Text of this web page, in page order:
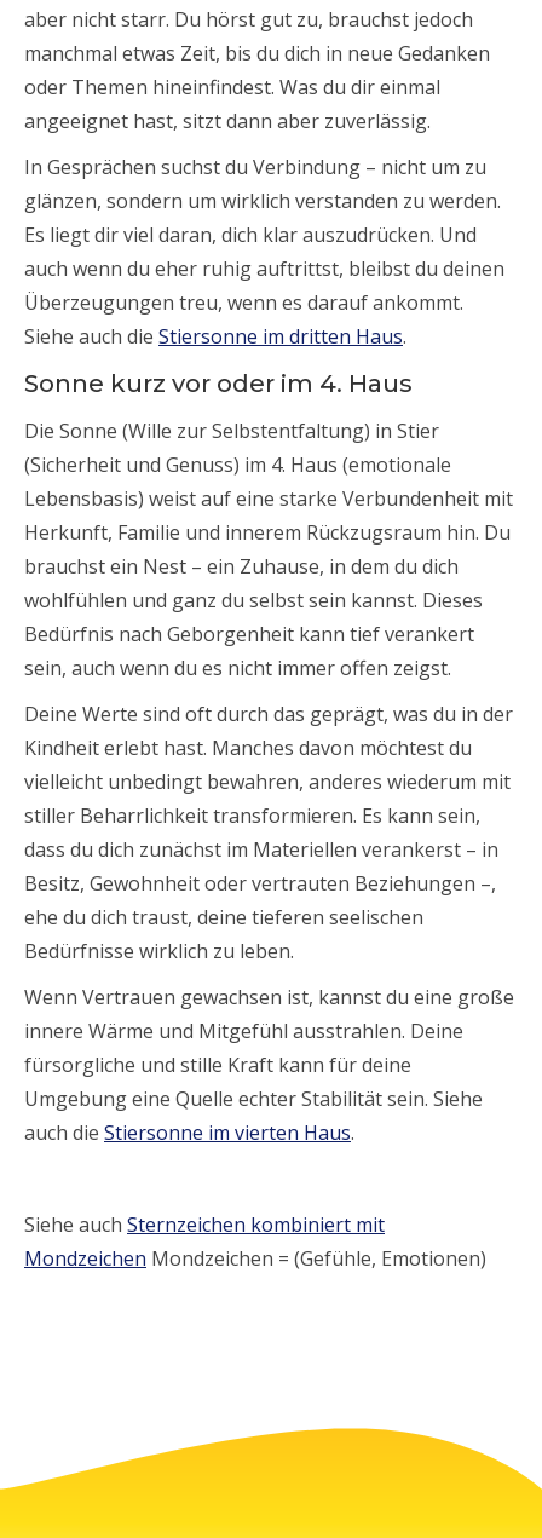
aber nicht starr. Du hörst gut zu, brauchst jedoch
manchmal etwas Zeit, bis du dich in neue Gedanken
oder Themen hineinfindest. Was du dir einmal
angeeignet hast, sitzt dann aber zuverlässig.
In Gesprächen suchst du Verbindung – nicht um zu
glänzen, sondern um wirklich verstanden zu werden.
Es liegt dir viel daran, dich klar auszudrücken. Und
auch wenn du eher ruhig auftrittst, bleibst du deinen
Überzeugungen treu, wenn es darauf ankommt.
Siehe auch die Stiersonne im dritten Haus.
Sonne kurz vor oder im 4. Haus
Die Sonne (Wille zur Selbstentfaltung) in Stier
(Sicherheit und Genuss) im 4. Haus (emotionale
Lebensbasis) weist auf eine starke Verbundenheit mit
Herkunft, Familie und innerem Rückzugsraum hin. Du
brauchst ein Nest – ein Zuhause, in dem du dich
wohlfühlen und ganz du selbst sein kannst. Dieses
Bedürfnis nach Geborgenheit kann tief verankert
sein, auch wenn du es nicht immer offen zeigst.
Deine Werte sind oft durch das geprägt, was du in der
Kindheit erlebt hast. Manches davon möchtest du
vielleicht unbedingt bewahren, anderes wiederum mit
stiller Beharrlichkeit transformieren. Es kann sein,
dass du dich zunächst im Materiellen verankerst – in
Besitz, Gewohnheit oder vertrauten Beziehungen –,
ehe du dich traust, deine tieferen seelischen
Bedürfnisse wirklich zu leben.
Wenn Vertrauen gewachsen ist, kannst du eine große
innere Wärme und Mitgefühl ausstrahlen. Deine
fürsorgliche und stille Kraft kann für deine
Umgebung eine Quelle echter Stabilität sein. Siehe
auch die Stiersonne im vierten Haus.
Siehe auch Sternzeichen kombiniert mit
Mondzeichen Mondzeichen = (Gefühle, Emotionen)